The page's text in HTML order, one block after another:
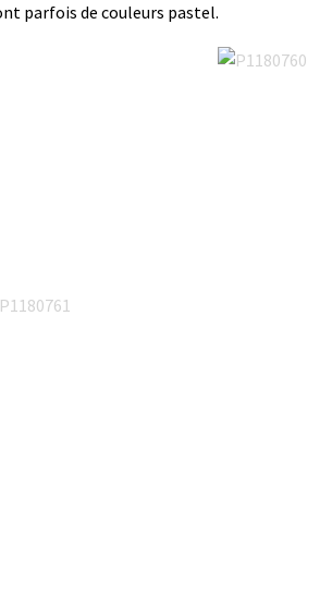
parfois de couleurs pastel.